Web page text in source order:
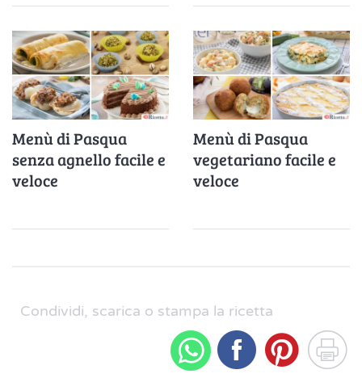
Menù di Pasqua
senza agnello facile e
veloce
Menù di Pasqua
vegetariano facile e
veloce
Condividi, scarica o stampa la ricetta